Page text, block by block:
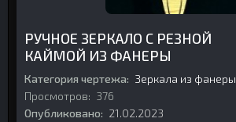
РУЧНОЕ ЗЕРКАЛО С РЕЗНОЙ
КАЙМОЙ ИЗ ФАНЕРЫ
Категория чертежа: Зеркала из фанеры
Просмотров: 376
Опубликовано: 21.02.2023